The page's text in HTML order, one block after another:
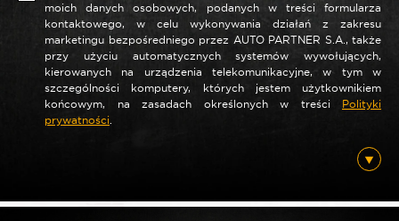
Nazwa *
E-mail*
moich danych osobowych, podanych w treści formularza
kontaktowego, w celu wykonywania działań z zakresu
marketingu bezpośredniego przez AUTO PARTNER S.A., także
przy użyciu automatycznych systemów wywołujących,
kierowanych na urządzenia telekomunikacyjne, w tym w
szczególności komputery, których jestem użytkownikiem
końcowym, na zasadach określonych w treści Polityki
prywatności.